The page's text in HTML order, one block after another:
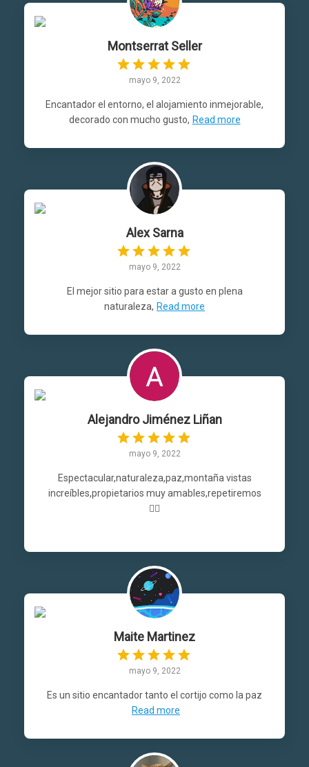
Montserrat Seller
mayo 9, 2022
Encantador el entorno, el alojamiento inmejorable,
decorado con mucho gusto, Read more
Alex Sarna
mayo 9, 2022
El mejor sitio para estar a gusto en plena
naturaleza, Read more
Alejandro Jiménez Liñan
mayo 9, 2022
Espectacular,naturaleza,paz,montaña vistas
increíbles,propietarios muy amables,repetiremos
👍🏼
Maite Martinez
mayo 9, 2022
Es un sitio encantador tanto el cortijo como la paz
Read more